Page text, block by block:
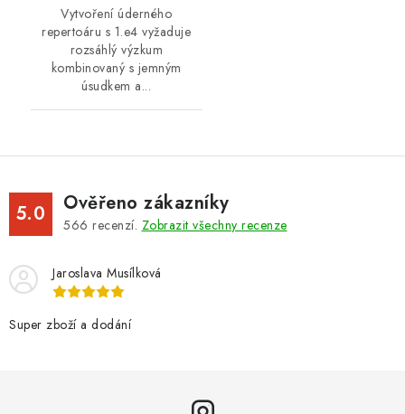
Vytvoření úderného
repertoáru s 1.e4 vyžaduje
rozsáhlý výzkum
kombinovaný s jemným
úsudkem a...
5.0 Ověřeno zákazníky
566 recenzí. Zobrazit všechny recenze
Jaroslava Musílková
Super zboží a dodání